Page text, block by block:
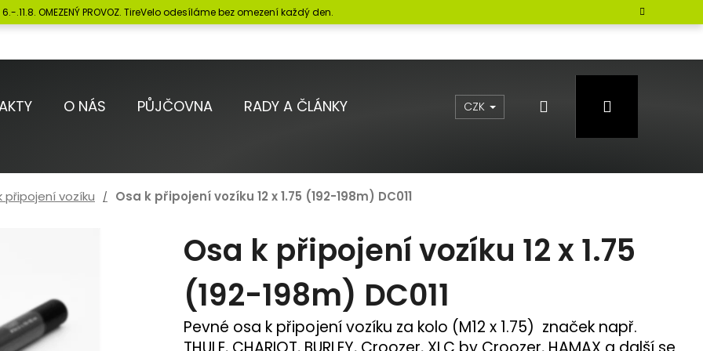
6.-.11.8. OMEZENÝ PROVOZ. TireVelo odesíláme bez omezení každý den.
O NÁS PŮJČOVNA RADY A ČLÁNKY CZK Přihlášení
připojení vozíku Osa k připojení vozíku 12 x 1.75 (192-198m) DC011
Osa k připojení vozíku 12 x 1.75
(192-198m) DC011
Pevné osa k připojení vozíku za kolo (M12 x 1.75) značek např.